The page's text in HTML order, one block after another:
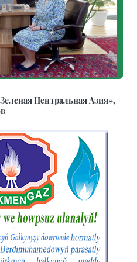
Центральная Азия»,